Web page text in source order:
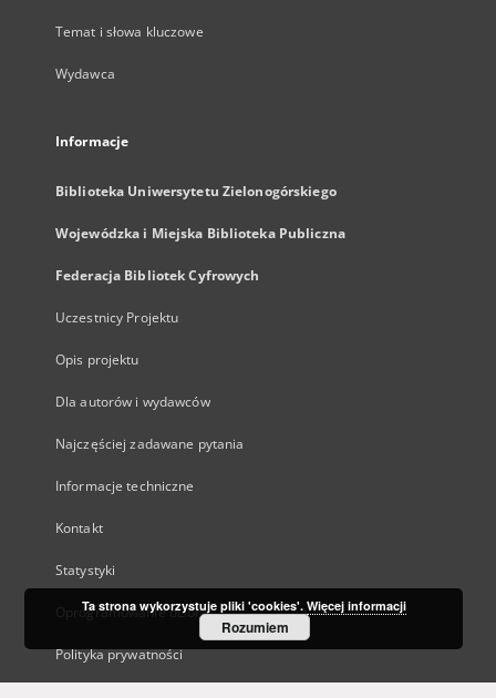
Temat i słowa kluczowe
Wydawca
Informacje
Biblioteka Uniwersytetu Zielonogórskiego
Wojewódzka i Miejska Biblioteka Publiczna
Federacja Bibliotek Cyfrowych
Uczestnicy Projektu
Opis projektu
Dla autorów i wydawców
Najczęściej zadawane pytania
Informacje techniczne
Kontakt
Statystyki
Oprogramowanie dLibra
Polityka prywatności
Ta strona wykorzystuje pliki 'cookies'. Więcej informacji
Rozumiem